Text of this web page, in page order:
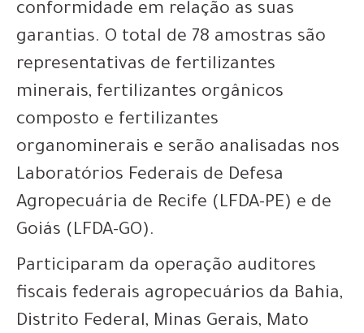
conformidade em relação as suas
garantias. O total de 78 amostras são
representativas de fertilizantes
minerais, fertilizantes orgânicos
composto e fertilizantes
organominerais e serão analisadas nos
Laboratórios Federais de Defesa
Agropecuária de Recife (LFDA-PE) e de
Goiás (LFDA-GO).
Participaram da operação auditores
fiscais federais agropecuários da Bahia,
Distrito Federal, Minas Gerais, Mato